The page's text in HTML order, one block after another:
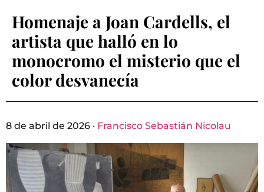
Homenaje a Joan Cardells, el
artista que halló en lo
monocromo el misterio que el
color desvanecía
8 de abril de 2026 · Francisco Sebastián Nicolau